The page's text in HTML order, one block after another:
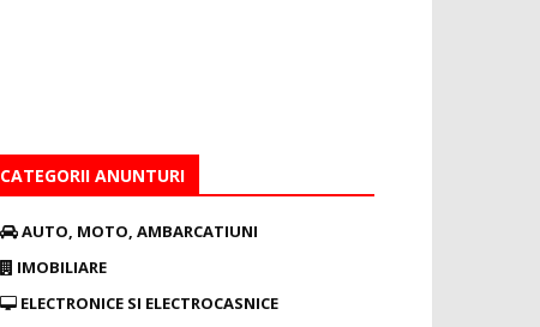
CATEGORII ANUNTURI
AUTO, MOTO, AMBARCATIUNI
IMOBILIARE
ELECTRONICE SI ELECTROCASNICE